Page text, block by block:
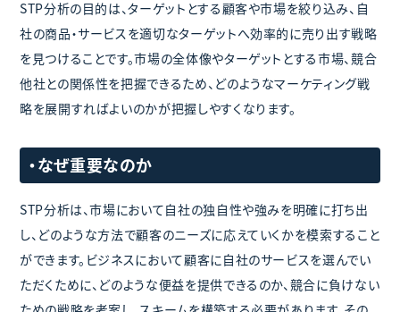
STP分析の目的は、ターゲットとする顧客や市場を絞り込み、自
社の商品・サービスを適切なターゲットへ効率的に売り出す戦略
を見つけることです。市場の全体像やターゲットとする市場、競合
他社との関係性を把握できるため、どのようなマーケティング戦
略を展開すればよいのかが把握しやすくなります。
・なぜ重要なのか
STP分析は、市場において自社の独自性や強みを明確に打ち出
し、どのような方法で顧客のニーズに応えていくかを模索すること
ができます。ビジネスにおいて顧客に自社のサービスを選んでい
ただくために、どのような便益を提供できるのか、競合に負けない